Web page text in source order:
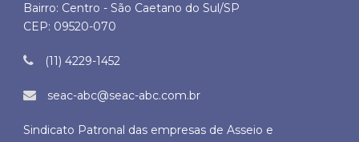
Bairro: Centro - São Caetano do Sul/SP
CEP: 09520-070
(11) 4229-1452
seac-abc@seac-abc.com.br
Sindicato Patronal das empresas de Asseio e